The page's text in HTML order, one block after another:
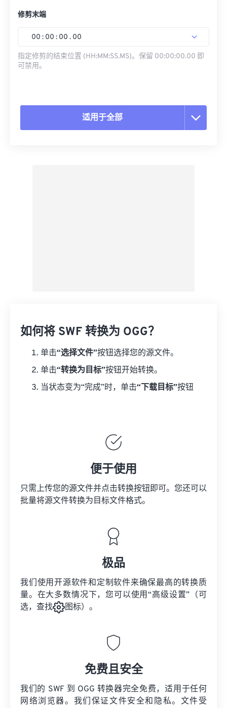
修剪末端
00 : 00 : 00 . 00
指定修剪的结束位置 (HH:MM:SS.MS)。保留 00:00:00.00 即
可禁用。
适用于全部
如何将 SWF 转换为 OGG？
单击“选择文件”按钮选择您的源文件。
单击“转换为目标”按钮开始转换。
当状态变为“完成”时，单击“下载目标”按钮
便于使用
只需上传您的源文件并点击转换按钮即可。您还可以
批量将源文件转换为目标文件格式。
极品
我们使用开源软件和定制软件来确保最高的转换质
量。在大多数情况下，您可以使用“高级设置”（可
选，查找
图标）。
免费且安全
我们的 SWF 到 OGG 转换器完全免费，适用于任何
网络浏览器。我们保证文件安全和隐私。文件受